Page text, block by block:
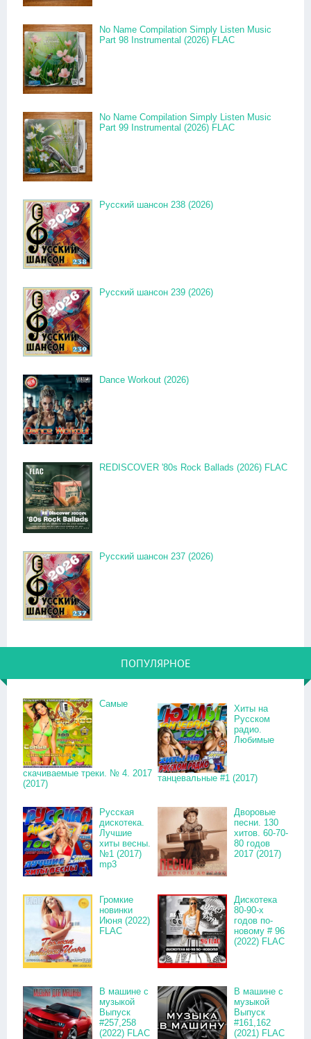
No Name Compilation Simply Listen Music
Part 98 Instrumental (2026) FLAC
No Name Compilation Simply Listen Music
Part 99 Instrumental (2026) FLAC
Русский шансон 238 (2026)
Русский шансон 239 (2026)
Dance Workout (2026)
REDISCOVER '80s Rock Ballads (2026) FLAC
Русский шансон 237 (2026)
ПОПУЛЯРНОЕ
Самые
скачиваемые треки. № 4. 2017
(2017)
Хиты на
Русском
радио.
Любимые
танцевальные #1 (2017)
Русская
дискотека.
Лучшие
хиты весны.
№1 (2017)
mp3
Дворовые
песни. 130
хитов. 60-70-
80 годов
2017 (2017)
Громкие
новинки
Июня (2022)
FLAC
Дискотека
80-90-х
годов по-
новому # 96
(2022) FLAC
В машине с
музыкой
Выпуск
#257,258
(2022) FLAC
В машине с
музыкой
Выпуск
#161,162
(2021) FLAC